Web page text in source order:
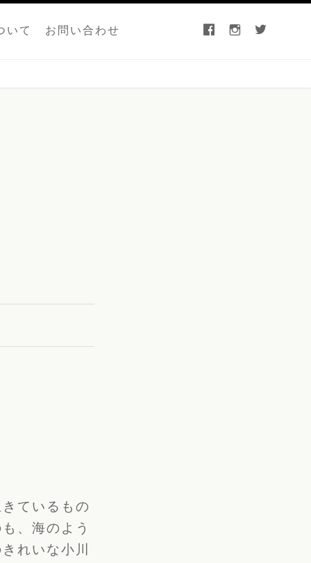
いて お問い合わせ facebook instagram twitter
ているもの
、海のよう
れいな小川